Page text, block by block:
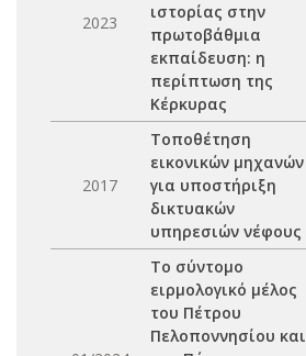
2023
ιστορίας στην
πρωτοβάθμια
εκπαίδευση: η
περίπτωση της
Κέρκυρας
2017
Τοποθέτηση
εικονικών μηχανών
για υποστήριξη
δικτυακών
υπηρεσιών νέφους
Το σύντομο
ειρμολογικό μέλος
του Πέτρου
Πελοποννησίου και